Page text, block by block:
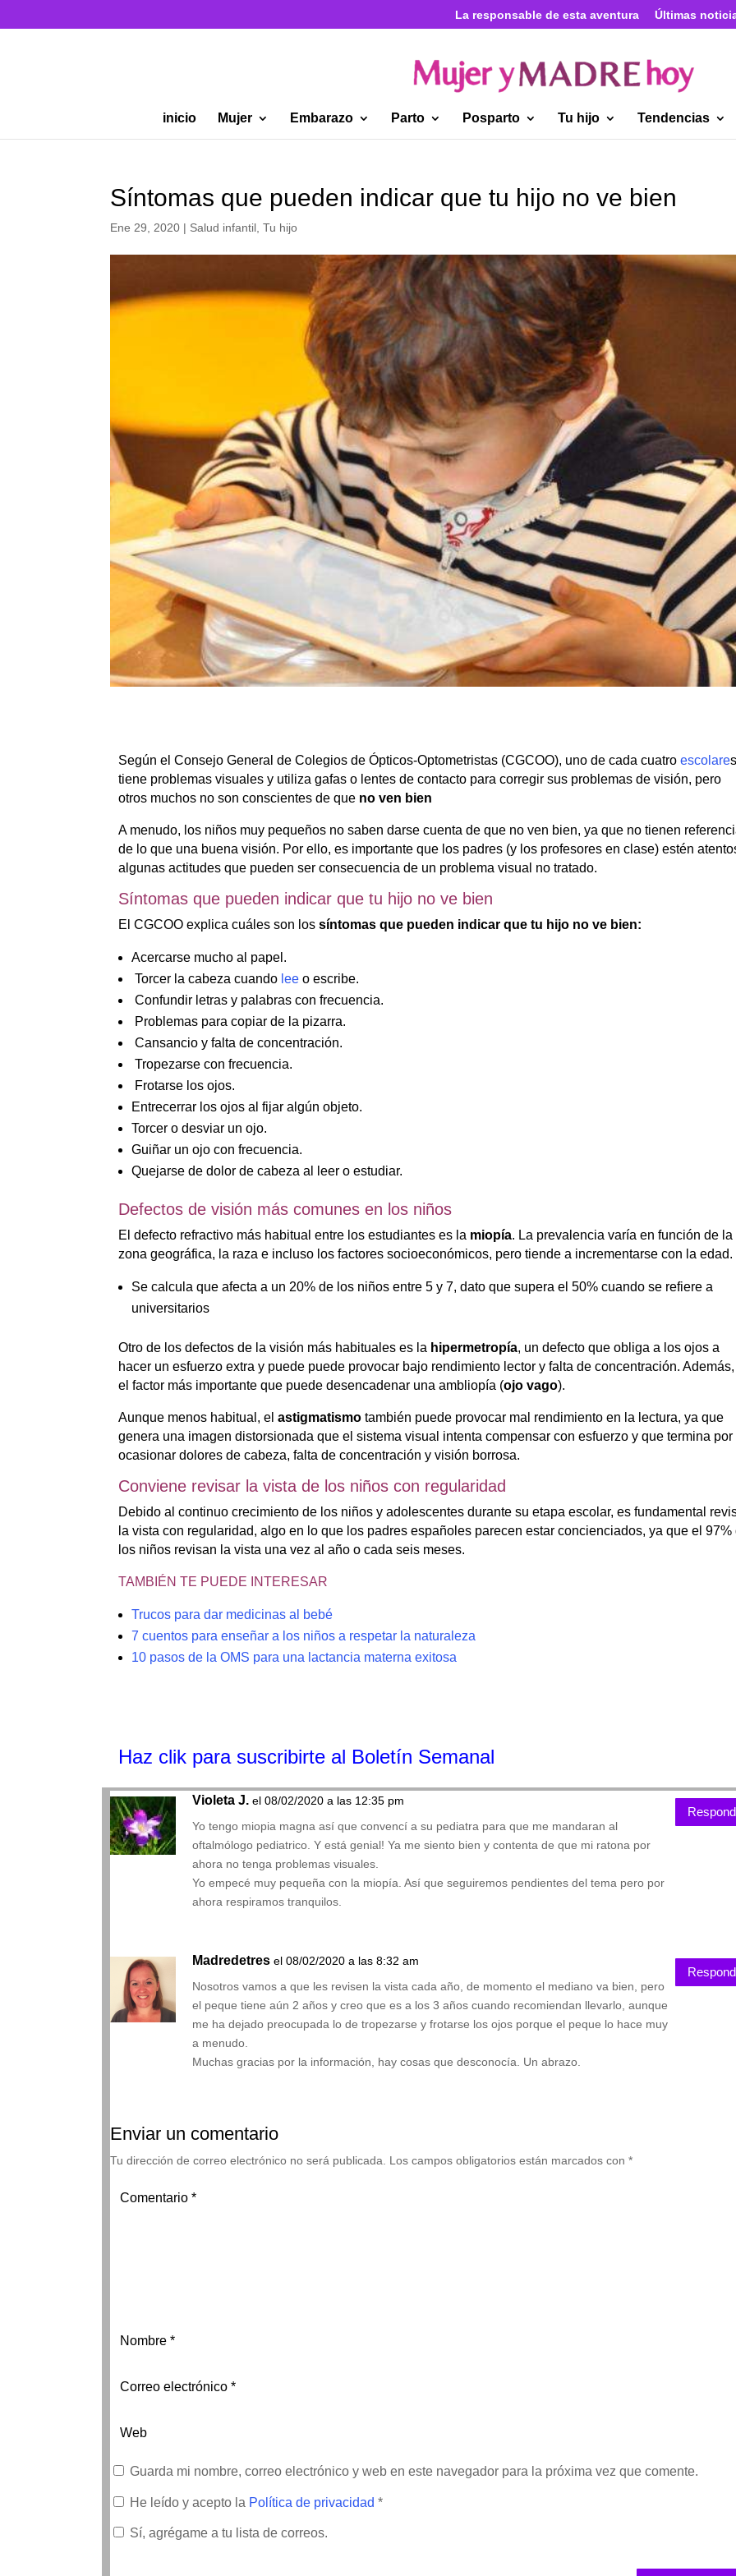
La responsable de esta aventura Últimas
inicio Mujer Embarazo Parto Posparto Tu hijo Tendencias
Síntomas que pueden indicar que tu hijo no ve bien
Ene 29, 2020 | Salud infantil ,Tu hijo
Según el Consejo General de Colegios de Ópticos-Optometristas (CGCOO), uno de cada cuatroescolare
tiene problemas visuales y utiliza gafas o lentes de contacto para corregir sus problemas de visión, pero
otros muchos no son conscientes de que no ven bien
A menudo, los niños muy pequeños no saben darse cuenta de que no ven bien, ya que no tienen
de lo que una buena visión. Por ello, es importante que los padres (y los profesores en clase) estén
algunas actitudes que pueden ser consecuencia de un problema visual no tratado.
Síntomas que pueden indicar que tu hijo no ve bien
El CGCOO explica cuáles son lossíntomas que pueden indicar que tu hijo no ve bien:
Acercarse mucho al papel.
Torcer la cabeza cuando lee o escribe.
Confundir letras y palabras con frecuencia.
Problemas para copiar de la pizarra.
Cansancio y falta de concentración.
Tropezarse con frecuencia.
Frotarse los ojos.
Entrecerrar los ojos al fijar algún objeto.
Torcer o desviar un ojo.
Guiñar un ojo con frecuencia.
Quejarse de dolor de cabeza al leer o estudiar.
Defectos de visión más comunes en los niños
El defecto refractivo más habitual entre los estudiantes es la miopía. La prevalencia varía en función de la
zona geográfica, la raza e incluso los factores socioeconómicos, pero tiende a incrementarse con la edad.
Se calcula que afecta a un 20% de los niños entre 5 y 7, dato que supera el 50% cuando se refiere a
universitarios
Otro de los defectos de la visión más habituales es la hipermetropía, un defecto que obliga a los ojos a
hacer un esfuerzo extra y puede puede provocar bajo rendimiento lector y falta de concentración.
el factor más importante que puede desencadenar una ambliopía (ojo vago).
Aunque menos habitual, elastigmatismo también puede provocar mal rendimiento en la lectura, ya que
genera una imagen distorsionada que el sistema visual intenta compensar con esfuerzo y que termina por
ocasionar dolores de cabeza, falta de concentración y visión borrosa.
Conviene revisar la vista de los niños con regularidad
Debido al continuo crecimiento de los niños y adolescentes durante su etapa escolar, es fundamental
la vista con regularidad, algo en lo que los padres españoles parecen estar concienciados, ya que el 97%
los niños revisan la vista una vez al año o cada seis meses.
TAMBIÉN TE PUEDE INTERESAR
Trucos para dar medicinas al bebé
7 cuentos para enseñar a los niños a respetar la naturaleza
10 pasos de la OMS para una lactancia materna exitosa
Haz clik para suscribirte al Boletín Semanal
Violeta J. el 08/02/2020 a las 12:35 pm
Yo tengo miopia magna así que convencí a su pediatra para que me mandaran al
oftalmólogo pediatrico. Y está genial! Ya me siento bien y contenta de que mi ratona por
ahora no tenga problemas visuales.
Yo empecé muy pequeña con la miopía. Así que seguiremos pendientes del tema pero por
ahora respiramos tranquilos.
Madredetres el 08/02/2020 a las 8:32 am
Nosotros vamos a que les revisen la vista cada año, de momento el mediano va bien, pero
el peque tiene aún 2 años y creo que es a los 3 años cuando recomiendan llevarlo, aunque
me ha dejado preocupada lo de tropezarse y frotarse los ojos porque el peque lo hace muy
a menudo.
Muchas gracias por la información, hay cosas que desconocía. Un abrazo.
Enviar un comentario
Tu dirección de correo electrónico no será publicada. Los campos obligatorios están marcados con*
Guarda mi nombre, correo electrónico y web en este navegador para la próxima vez que comente.
He leído y acepto la Política de privacidad*
Sí, agrégame a tu lista de correos.